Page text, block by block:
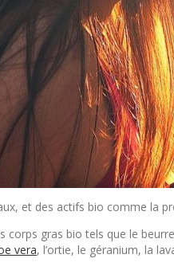
et des actifs bio comme la
gras bio tels que le
vera, l’ortie, le géranium, la